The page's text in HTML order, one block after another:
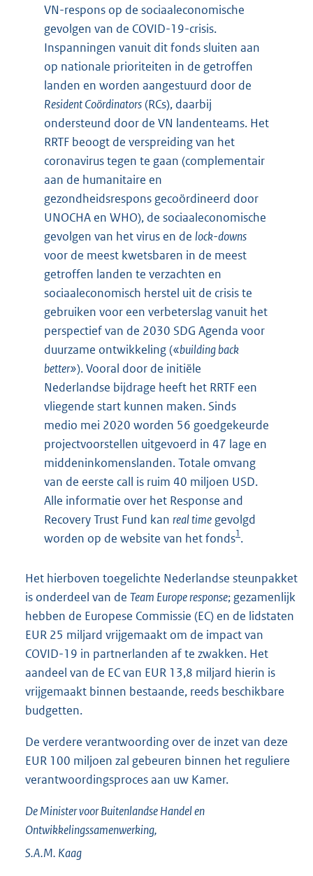
VN-respons op de sociaaleconomische
gevolgen van de COVID-19-crisis.
Inspanningen vanuit dit fonds sluiten aan
op nationale prioriteiten in de getroffen
landen en worden aangestuurd door de
Resident Coördinators(RCs), daarbij
ondersteund door de VN landenteams. Het
RRTF beoogt de verspreiding van het
coronavirus tegen te gaan (complementair
aan de humanitaire en
gezondheidsrespons gecoördineerd door
UNOCHA en WHO), de sociaaleconomische
gevolgen van het virus en de lock-downs
voor de meest kwetsbaren in de meest
getroffen landen te verzachten en
sociaaleconomisch herstel uit de crisis te
gebruiken voor een verbeterslag vanuit het
perspectief van de 2030 SDG Agenda voor
duurzame ontwikkeling («building back
better»). Vooral door de initiële
Nederlandse bijdrage heeft het RRTF een
vliegende start kunnen maken. Sinds
medio mei 2020 worden 56 goedgekeurde
projectvoorstellen uitgevoerd in 47 lage en
middeninkomenslanden. Totale omvang
van de eerste call is ruim 40 miljoen USD.
Alle informatie over het Response and
Recovery Trust Fund kan real time gevolgd
worden op de website van het fonds1.
Het hierboven toegelichte Nederlandse steunpakket
is onderdeel van de Team Europe response; gezamenlijk
hebben de Europese Commissie (EC) en de lidstaten
EUR 25 miljard vrijgemaakt om de impact van
COVID-19 in partnerlanden af te zwakken. Het
aandeel van de EC van EUR 13,8 miljard hierin is
vrijgemaakt binnen bestaande, reeds beschikbare
budgetten.
De verdere verantwoording over de inzet van deze
EUR 100 miljoen zal gebeuren binnen het reguliere
verantwoordingsproces aan uw Kamer.
De Minister voor Buitenlandse Handel en
Ontwikkelingssamenwerking,
S.A.M. Kaag